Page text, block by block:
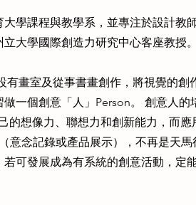
學課程與教學系，並專注於設計教
大學國際創造力研究中心客座教授。
有畫室及從事書畫創作，將視覺的
一個創意「人」Person。 創意人
的想像力、聯想力和創新能力，而
念記錄或產品展示），不再是天馬
可發展成為有系統的創意活動，定